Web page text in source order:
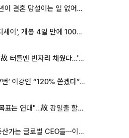
李대통령 “청년이 결혼 망설이는 일 없어야...제도상 불이익 조사”
놀란 감독 '오디세이', 개봉 4일 만에 100만 돌파⋯'왕사남' 보다 빠르다
'불명' 문세윤, 故 터틀맨 빈자리 채웠다…'거북이' 눈물의 최종 우승
AT마드리드 ‘7번’ 이강인 “120% 쏟겠다”⋯시메오네 감독 “필요한 선수”
추미애 "우리 목표는 연대"…故 강일출 할머니 흉상 제막
직원 데리고 등산가는 글로벌 CEO들⋯이유 있었네